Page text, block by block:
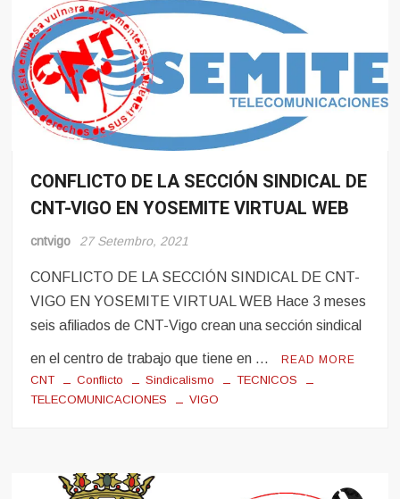
Conflito
Tecnicos
Lucha
CONFLICTO DE LA SECCIÓN SINDICAL DE
CNT-VIGO EN YOSEMITE VIRTUAL WEB
cntvigo 27 Setembro, 2021
CONFLICTO DE LA SECCIÓN SINDICAL DE CNT-
VIGO EN YOSEMITE VIRTUAL WEB Hace 3 meses
seis afiliados de CNT-Vigo crean una sección sindical
en el centro de trabajo que tiene en … READ MORE
CNT Conflicto Sindicalismo
TECNICOS
TELECOMUNICACIONES
VIGO